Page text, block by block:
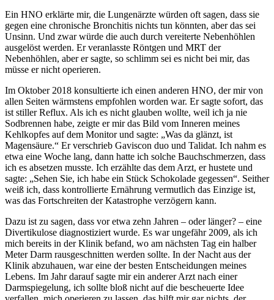
Ein HNO erklärte mir, die Lungenärzte würden oft sagen, dass sie
gegen eine chronische Bronchitis nichts tun könnten, aber das sei
Unsinn. Und zwar würde die auch durch vereiterte Nebenhöhlen
ausgelöst werden. Er veranlasste Röntgen und MRT der
Nebenhöhlen, aber er sagte, so schlimm sei es nicht bei mir, das
müsse er nicht operieren.
Im Oktober 2018 konsultierte ich einen anderen HNO, der mir von
allen Seiten wärmstens empfohlen worden war. Er sagte sofort, das
ist stiller Reflux. Als ich es nicht glauben wollte, weil ich ja nie
Sodbrennen habe, zeigte er mir das Bild vom Inneren meines
Kehlkopfes auf dem Monitor und sagte: „Was da glänzt, ist
Magensäure.“ Er verschrieb Gaviscon duo und Talidat. Ich nahm es
etwa eine Woche lang, dann hatte ich solche Bauchschmerzen, dass
ich es absetzen musste. Ich erzählte das dem Arzt, er hustete und
sagte: „Sehen Sie, ich habe ein Stück Schokolade gegessen“. Seither
weiß ich, dass kontrollierte Ernährung vermutlich das Einzige ist,
was das Fortschreiten der Katastrophe verzögern kann.
Dazu ist zu sagen, dass vor etwa zehn Jahren – oder länger? – eine
Divertikulose diagnostiziert wurde. Es war ungefähr 2009, als ich
mich bereits in der Klinik befand, wo am nächsten Tag ein halber
Meter Darm rausgeschnitten werden sollte. In der Nacht aus der
Klinik abzuhauen, war eine der besten Entscheidungen meines
Lebens. Im Jahr darauf sagte mir ein anderer Arzt nach einer
Darmspiegelung, ich sollte bloß nicht auf die bescheuerte Idee